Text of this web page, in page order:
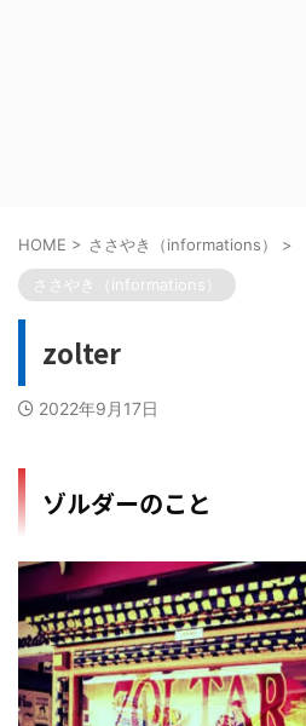
HOME > ささやき（informations） >
ささやき（informations）
zolter
2022年9月17日
ゾルダーのこと